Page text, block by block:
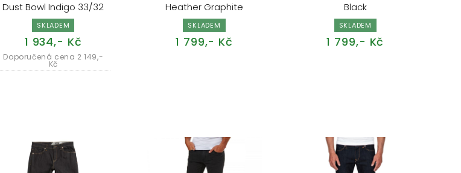
Dust Bowl Indigo 33/32
SKLADEM
1 934,- Kč
Doporučená cena 2 149,-
Kč
Heather Graphite
SKLADEM
1 799,- Kč
Black
SKLADEM
1 799,- Kč